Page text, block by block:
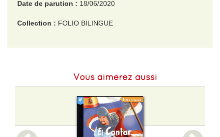
Date de parution : 18/06/2020
Collection : FOLIO BILINGUE
Vous aimerez aussi